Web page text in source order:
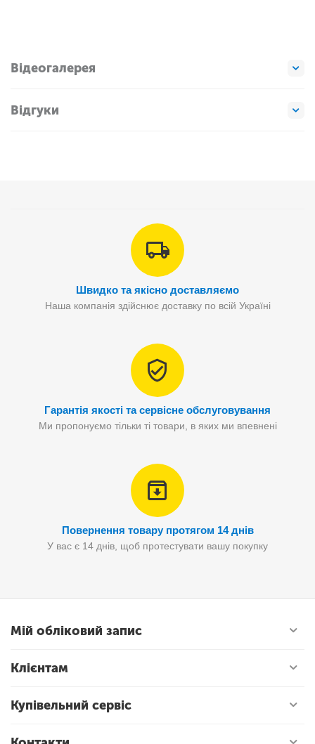
Відеогалерея
Відгуки
Швидко та якісно доставляємо
Наша компанія здійснює доставку по всій Україні
Гарантія якості та сервісне обслуговування
Ми пропонуємо тільки ті товари, в яких ми впевнені
Повернення товару протягом 14 днів
У вас є 14 днів, щоб протестувати вашу покупку
Мій обліковий запис
Клієнтам
Купівельний сервіс